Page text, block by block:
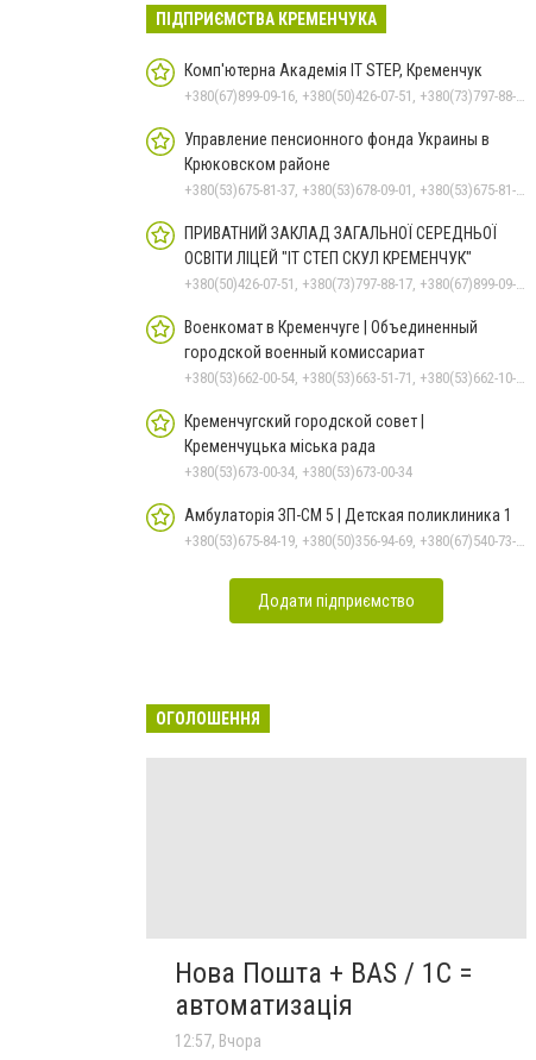
ПІДПРИЄМСТВА КРЕМЕНЧУКА
Комп'ютерна Академія IT STEP, Кременчук
+380(67)899-09-16, +380(50)426-07-51, +380(73)797-88-17
Управление пенсионного фонда Украины в
Крюковском районе
+380(53)675-81-37, +380(53)678-09-01, +380(53)675-81-32, +380(53)675-81-40, +380(53)675-81-33, +380(53)675-81-38, +380(53)675-81-31, +380(53)678-08-87
ПРИВАТНИЙ ЗАКЛАД ЗАГАЛЬНОЇ СЕРЕДНЬОЇ
ОСВІТИ ЛІЦЕЙ "ІТ СТЕП СКУЛ КРЕМЕНЧУК"
+380(50)426-07-51, +380(73)797-88-17, +380(67)899-09-16
Военкомат в Кременчуге | Объединенный
городской военный комиссариат
+380(53)662-00-54, +380(53)663-51-71, +380(53)662-10-35
Кременчугский городской совет |
Кременчуцька міська рада
+380(53)673-00-34, +380(53)673-00-34
Амбулаторія ЗП-СМ 5 | Детская поликлиника 1
+380(53)675-84-19, +380(50)356-94-69, +380(67)540-73-87
Додати підприємство
ОГОЛОШЕННЯ
Нова Пошта + BAS / 1C =
автоматизація
12:57, Вчора